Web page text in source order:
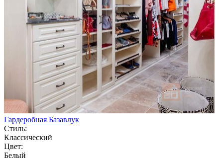
Гардеробная Базавлук
Стиль:
Классический
Цвет:
Белый